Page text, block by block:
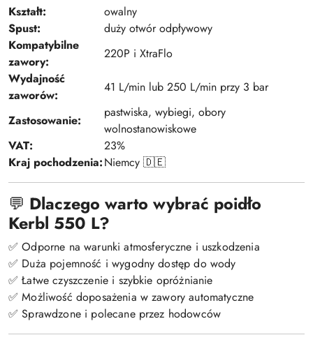
Kształt:
owalny
Spust:
duży otwór odpływowy
Kompatybilne
zawory:
220P i XtraFlo
Wydajność
zaworów:
41 L/min lub 250 L/min przy 3 bar
Zastosowanie:
pastwiska, wybiegi, obory
wolnostanowiskowe
VAT:
23%
Kraj pochodzenia:Niemcy 🇩🇪
💬 Dlaczego warto wybrać poidło
Kerbl 550 L?
✅ Odporne na warunki atmosferyczne i uszkodzenia
✅ Duża pojemność i wygodny dostęp do wody
✅ Łatwe czyszczenie i szybkie opróżnianie
✅ Możliwość doposażenia w zawory automatyczne
✅ Sprawdzone i polecane przez hodowców